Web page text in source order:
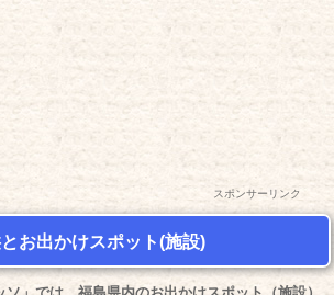
スポンサーリンク
お出かけスポット(施設)